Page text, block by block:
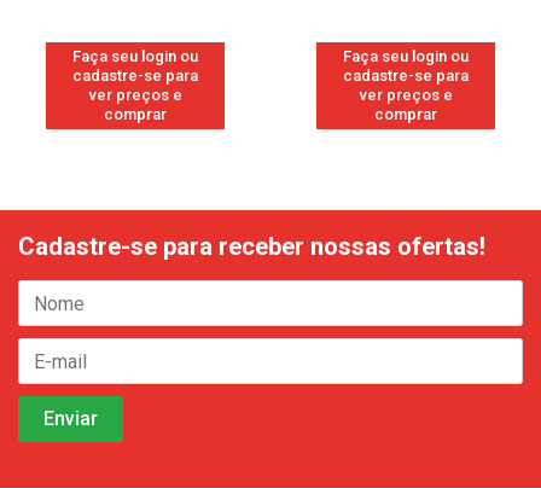
Faça seu login ou
cadastre-se para
ver preços e
comprar
Faça seu login ou
cadastre-se para
ver preços e
comprar
Cadastre-se para receber nossas ofertas!